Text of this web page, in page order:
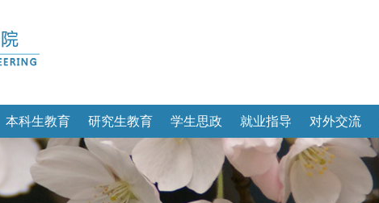
本科生教育 研究生教育 学生思政 就业指导 对外交流